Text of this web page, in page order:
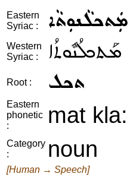
Eastern
Syriac :
ܡܲܬܟܠܵܢܘܼܬܵܐ
Western
Syriac :
ܡܰܬܟܠܳܢܽܘܬܳܐ
Root : ܬܟܠ
Eastern
phonetic
:
mat
Category
:
noun
[Human → Speech]